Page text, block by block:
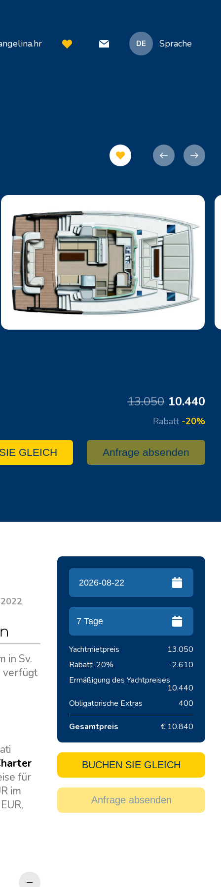
DE Sprache
13.050 10.440
Rabatt -20%
GLEICH Anfrage absenden
2022,
in Sv.
verfügt
für
im
Yachtmietpreis
13.050
Rabatt-20%
-2.610
Ermäßigung des Yachtpreises
10.440
Obligatorische Extras
400
Gesamtpreis € 10.840
BUCHEN SIE GLEICH
Anfrage absenden